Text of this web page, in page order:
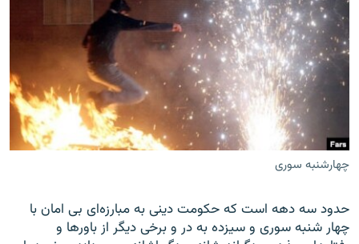
به ما بپیوندید
زبان‌های دیگر
چهارشنبه سوری
حدود سه دهه است که حکومت دینی به مبارزه‌ای بی امان با
چهار شنبه سوری و سیزده به در و برخی دیگر از باورها و